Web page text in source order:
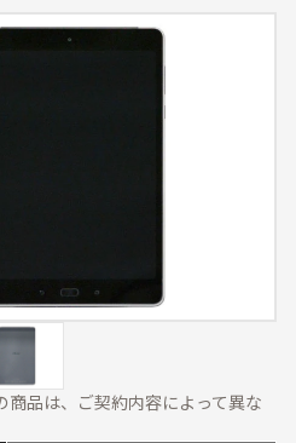
Mac
ペンタブレット
（土日祝休）
品は、ご契約内容によって異な